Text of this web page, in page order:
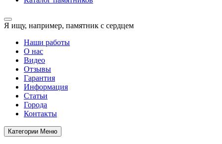
Я ищу, например, памятник с сердцем
Наши работы
О нас
Видео
Отзывы
Гарантия
Информация
Статьи
Города
Контакты
Категории Меню